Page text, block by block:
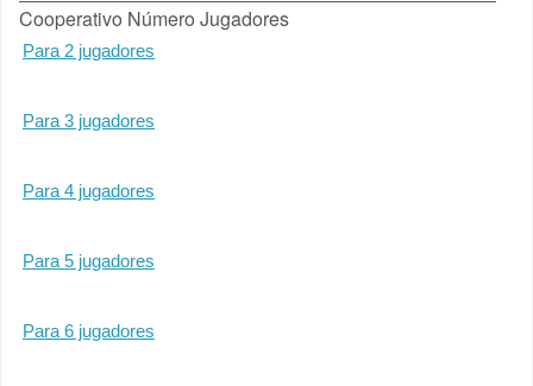
Cooperativo Número Jugadores
Para 2 jugadores
Para 3 jugadores
Para 4 jugadores
Para 5 jugadores
Para 6 jugadores